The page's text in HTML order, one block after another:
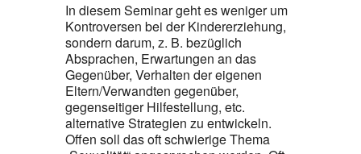
In diesem Seminar geht es weniger um
Kontroversen bei der Kindererziehung,
sondern darum, z. B. bezüglich
Absprachen, Erwartungen an das
Gegenüber, Verhalten der eigenen
Eltern/Verwandten gegenüber,
gegenseitiger Hilfestellung, etc.
alternative Strategien zu entwickeln.
Offen soll das oft schwierige Thema